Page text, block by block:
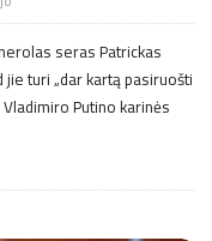
seras Patrickas
turi „dar kartą pasiruošti
Putino karinės